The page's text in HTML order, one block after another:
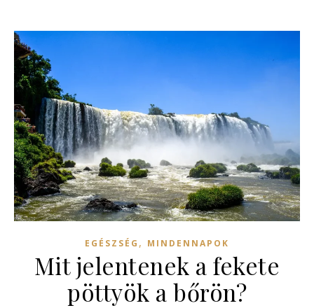
EGÉSZSÉG , MINDENNAPOK
Mit jelentenek a fekete
pöttyök a bőrön?